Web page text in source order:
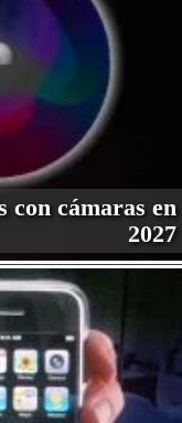
cámaras en
2027